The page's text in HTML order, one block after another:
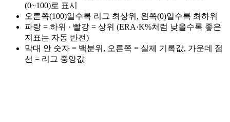
(0~100)로 표시
오른쪽(100)일수록 리그 최상위, 왼쪽(0)일수록 최하위
파랑 = 하위 · 빨강 = 상위 (ERA·K%처럼 낮을수록 좋은
지표는 자동 반전)
막대 안 숫자 = 백분위, 오른쪽 = 실제 기록값, 가운데 점
선 = 리그 중앙값